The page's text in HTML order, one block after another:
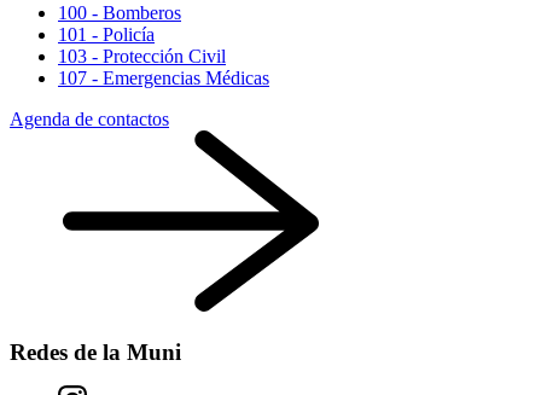
100 - Bomberos
101 - Policía
103 - Protección Civil
107 - Emergencias Médicas
Agenda de contactos
Redes de la Muni